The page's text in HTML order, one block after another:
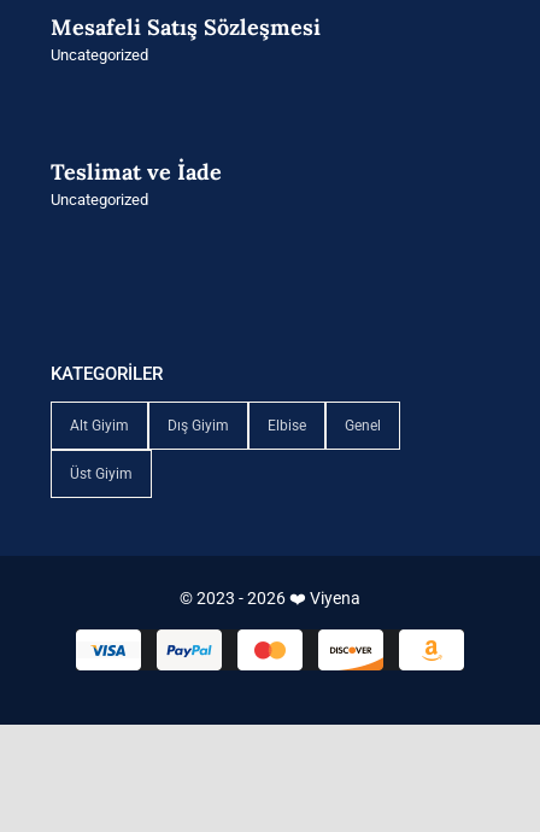
Mesafeli Satış Sözleşmesi
Uncategorized
Teslimat ve İade
Uncategorized
KATEGORİLER
Alt Giyim Dış Giyim Elbise Genel
Üst Giyim
© 2023 - 2026 ❤️ Viyena